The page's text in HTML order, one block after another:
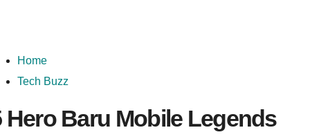
Home
Tech Buzz
Hero Baru Mobile Legends